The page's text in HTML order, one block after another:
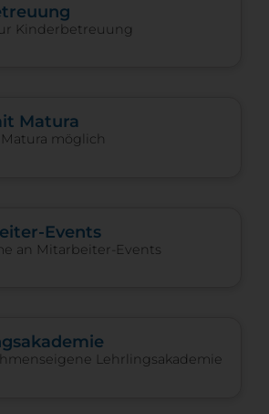
Kinderbetreuung
Matura
möglich
Events
an Mitarbeiter-Events
Lehrlingsakademie